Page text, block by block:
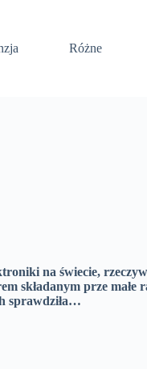
Różne
na świecie,
składanym prze
sprawdziła…